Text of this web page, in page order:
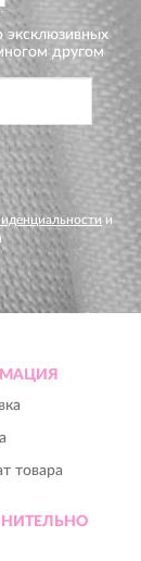
эксклюзивных
другом
и
товара